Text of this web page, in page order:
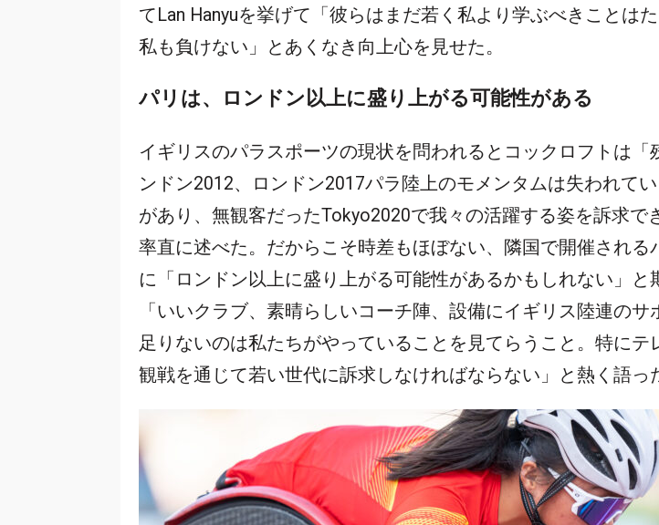
てLan Hanyuを挙げて「彼らはまだ若く私より学ぶべきことはた
私も負けない」とあくなき向上心を見せた。
パリは、ロンドン以上に盛り上がる可能性がある
イギリスのパラスポーツの現状を問われるとコックロフトは「
ンドン2012、ロンドン2017パラ陸上のモメンタムは失われて
があり、無観客だったTokyo2020で我々の活躍する姿を訴求で
率直に述べた。だからこそ時差もほぼない、隣国で開催される
に「ロンドン以上に盛り上がる可能性があるかもしれない」と
「いいクラブ、素晴らしいコーチ陣、設備にイギリス陸連のサ
足りないのは私たちがやっていることを見てらうこと。特にテ
観戦を通じて若い世代に訴求しなければならない」と熱く語っ